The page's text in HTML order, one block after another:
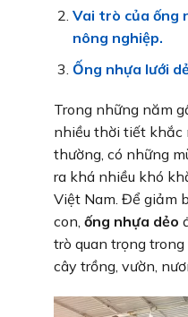
Vai trò của ống
nông nghiệp.
Ống nhựa lưới
Trong những năm
nhiều thời tiết khắc
thường, có những
ra khá nhiều khó
Việt Nam. Để giảm
con, ống nhựa dẻo
trò quan trọng
cây trồng, vườn,
Trình